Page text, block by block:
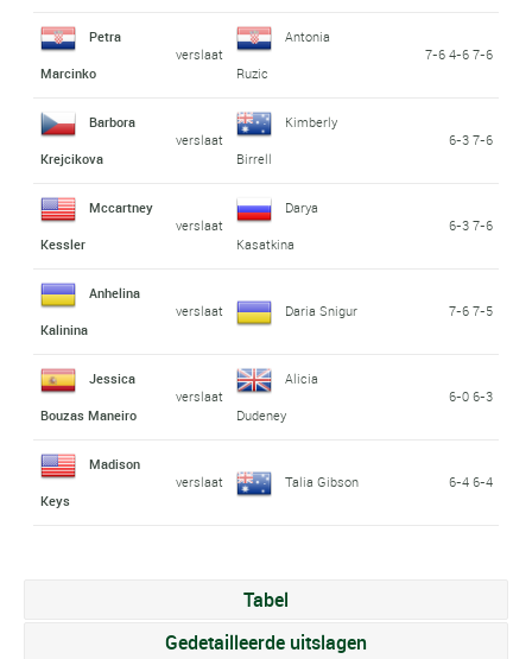
Petra
Marcinko
verslaat
Antonia
Ruzic
7-6 4-6 7-6
Barbora
Krejcikova
verslaat
Kimberly
Birrell
6-3 7-6
Mccartney
Kessler
verslaat
Darya
Kasatkina
6-3 7-6
Anhelina
Kalinina
verslaat Daria Snigur 7-6 7-5
Jessica
Bouzas Maneiro
verslaat
Alicia
Dudeney
6-0 6-3
Madison
Keys
verslaat Talia Gibson 6-4 6-4
Tabel
Gedetailleerde uitslagen